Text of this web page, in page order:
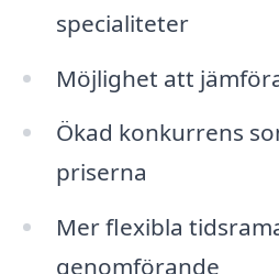
specialiteter
Möjlighet att
Ökad konkurrens
priserna
Mer flexibla
genomförande